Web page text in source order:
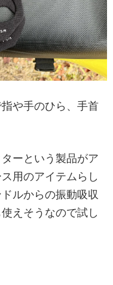
や手のひら、手首
ーという製品がア
用のアイテムらし
ルからの振動吸収
えそうなので試し